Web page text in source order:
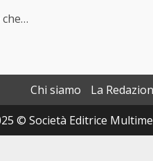
Chi siamo La
© Società Editrice